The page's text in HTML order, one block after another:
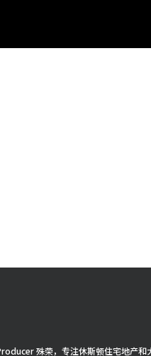
殊荣，专注休斯顿住宅地产和